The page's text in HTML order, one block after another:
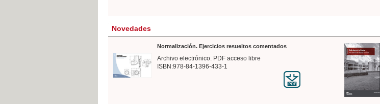
Novedades
Normalización. Ejercicios resueltos comentados
Archivo electrónico. PDF acceso libre
ISBN:978-84-1396-433-1